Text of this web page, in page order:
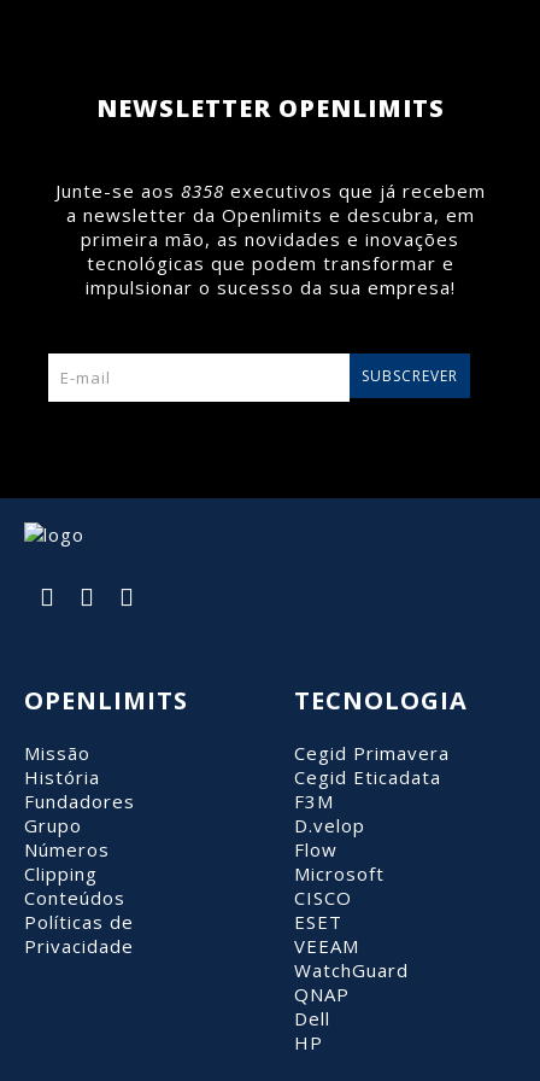
NEWSLETTER OPENLIMITS
Junte-se aos 8358 executivos que já recebem
a newsletter da Openlimits e descubra, em
primeira mão, as novidades e inovações
tecnológicas que podem transformar e
impulsionar o sucesso da sua empresa!
SUBSCREVER
OPENLIMITS
Missão
História
Fundadores
Grupo
Números
Clipping
Conteúdos
Políticas de
Privacidade
TECNOLOGIA
Cegid Primavera
Cegid Eticadata
F3M
D.velop
Flow
Microsoft
CISCO
ESET
VEEAM
WatchGuard
QNAP
Dell
HP